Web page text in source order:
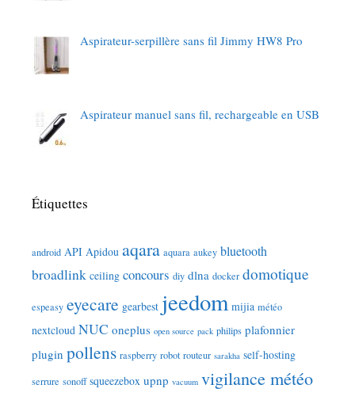
Aspirateur-serpillère sans fil Jimmy HW8 Pro
Aspirateur manuel sans fil, rechargeable en USB
Étiquettes
android API Apidou aqara aquara aukey bluetooth
broadlink ceiling concours diy dlna docker domotique
espeasy eyecare gearbest jeedom mijia météo
nextcloud NUC oneplus open source pack philips plafonnier
plugin pollens raspberry robot routeur sarakha self-hosting
serrure sonoff squeezebox upnp vacuum vigilance météo